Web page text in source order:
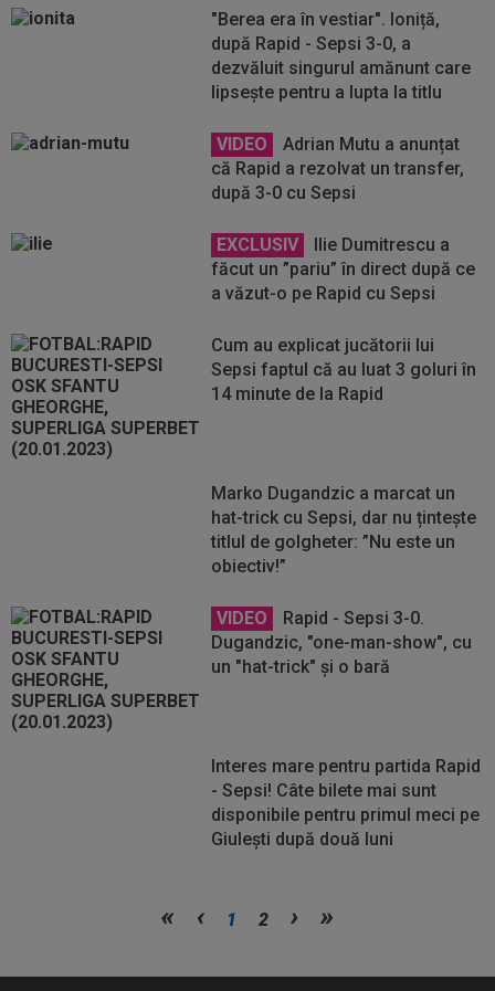
"Berea era în vestiar". Ioniță,
după Rapid - Sepsi 3-0, a
dezvăluit singurul amănunt care
lipsește pentru a lupta la titlu
VIDEO
Adrian Mutu a anunțat
că Rapid a rezolvat un transfer,
după 3-0 cu Sepsi
EXCLUSIV
Ilie Dumitrescu a
făcut un ”pariu” în direct după ce
a văzut-o pe Rapid cu Sepsi
Cum au explicat jucătorii lui
Sepsi faptul că au luat 3 goluri în
14 minute de la Rapid
Marko Dugandzic a marcat un
hat-trick cu Sepsi, dar nu țintește
titlul de golgheter: ”Nu este un
obiectiv!”
VIDEO
Rapid - Sepsi 3-0.
Dugandzic, "one-man-show", cu
un "hat-trick" și o bară
Interes mare pentru partida Rapid
- Sepsi! Câte bilete mai sunt
disponibile pentru primul meci pe
Giulești după două luni
mult
mult
1 2